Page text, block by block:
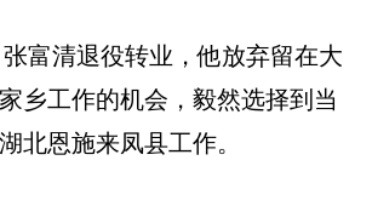
富清退役转业，他放弃留在大
乡工作的机会，毅然选择到当
北恩施来凤县工作。